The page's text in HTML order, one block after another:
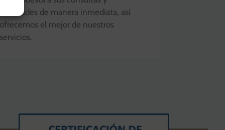
solicitudes de manera inmediata, así
ofrecemos el mejor de nuestros
servicios.